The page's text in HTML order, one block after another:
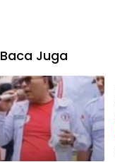
Baca Juga